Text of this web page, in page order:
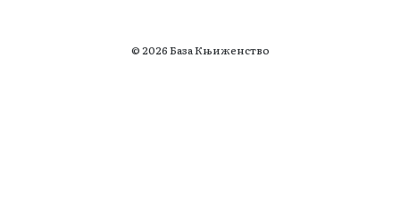
© 2026 База Књиженство